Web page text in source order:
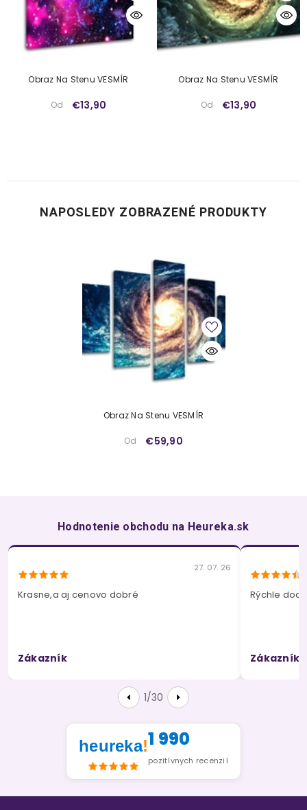
Obraz Na Stenu VESMÍR
Od €13,90
Obraz Na Stenu VESMÍR
Od €13,90
NAPOSLEDY ZOBRAZENÉ PRODUKTY
Obraz Na Stenu VESMÍR
Od €59,90
Hodnotenie obchodu na Heureka.sk
27. 07. 26
Krasne,a aj cenovo dobré
Zákazník
Rýchle
Zákazník
1/30
heureka!1 990
pozitívnych recenzií